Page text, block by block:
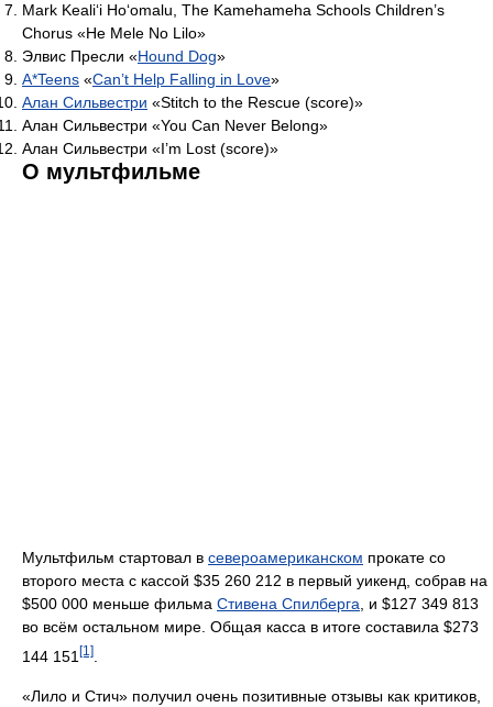
Mark Kealiʻi Hoʻomalu, The Kamehameha Schools Children’s
Chorus «He Mele No Lilo»
Элвис Пресли «Hound Dog»
A*Teens «Can’t Help Falling in Love»
Алан Сильвестри «Stitch to the Rescue (score)»
Алан Сильвестри «You Can Never Belong»
Алан Сильвестри «I’m Lost (score)»
О мультфильме
Мультфильм стартовал в североамериканском прокате со
второго места с кассой $35 260 212 в первый уикенд, собрав на
$500 000 меньше фильма Стивена Спилберга , и $127 349 813
во всём остальном мире. Общая касса в итоге составила $273
144 151 [1]
«Лило и Стич» получил очень позитивные отзывы как критиков,